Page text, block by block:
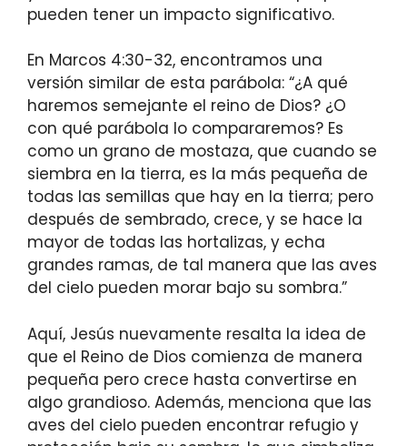
pueden tener un impacto significativo.
En Marcos 4:30-32, encontramos una
versión similar de esta parábola: “¿A qué
haremos semejante el reino de Dios? ¿O
con qué parábola lo compararemos? Es
como un grano de mostaza, que cuando se
siembra en la tierra, es la más pequeña de
todas las semillas que hay en la tierra; pero
después de sembrado, crece, y se hace la
mayor de todas las hortalizas, y echa
grandes ramas, de tal manera que las aves
del cielo pueden morar bajo su sombra.”
Aquí, Jesús nuevamente resalta la idea de
que el Reino de Dios comienza de manera
pequeña pero crece hasta convertirse en
algo grandioso. Además, menciona que las
aves del cielo pueden encontrar refugio y